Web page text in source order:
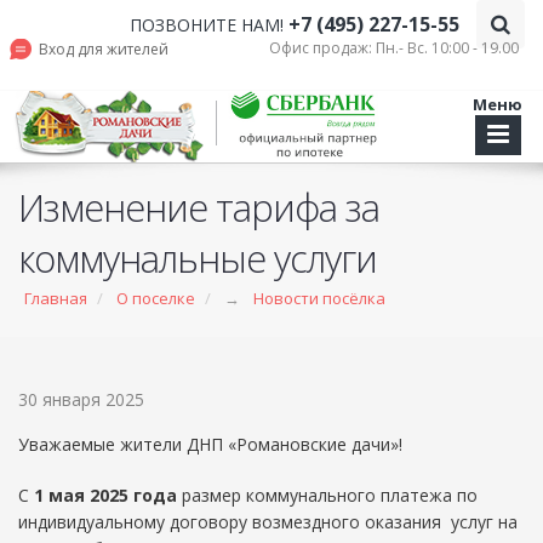
Офис продаж: Пн.- Вс. 10:00 - 19.00
Вход для жителей
ПОЗВОНИТЕ НАМ! +7 (495) 227-15-55
Меню
Изменение тарифа за
коммунальные услуги
Главная О поселке → Новости посёлка
30 января 2025
Уважаемые жители ДНП «Романовские дачи»!
С 1 мая 2025 года размер коммунального платежа по
индивидуальному договору возмездного оказания услуг на